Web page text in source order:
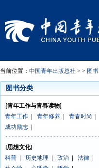
当前位置： 中国青年出版总社 > > 图书
图书分类
[青年工作与青春读物]
青年工作
青年修养 青春时尚
成功励志
[思想文化]
科普
历史地理 政治 法律